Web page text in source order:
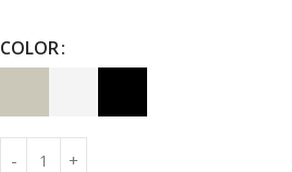
COLOR